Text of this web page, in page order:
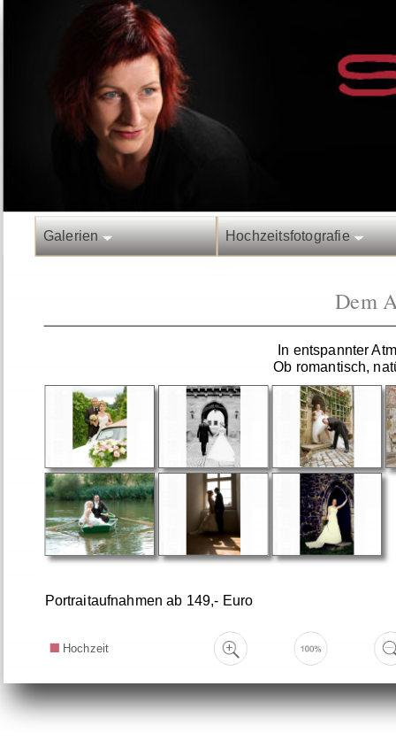
Galerien Hochzeitsfotografie
Dem
In entspannter
Ob romantisch,
Portraitaufnahmen ab 149,- Euro
Hochzeit